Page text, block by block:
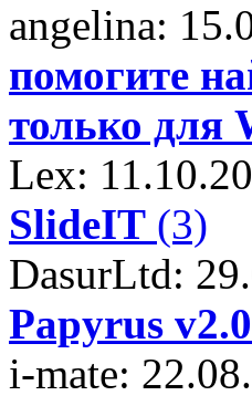
angelina:
помогите
только для
Lex:
SlideIT (3)
DasurLtd:
Papyrus
i-mate: